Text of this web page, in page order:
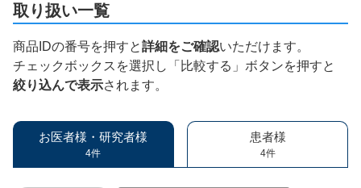
取り扱い一覧
商品IDの番号を押すと詳細をご確認いただけます。
チェックボックスを選択し「比較する」ボタンを押すと
絞り込んで表示されます。
お医者様・研究者様
4件
患者様
4件